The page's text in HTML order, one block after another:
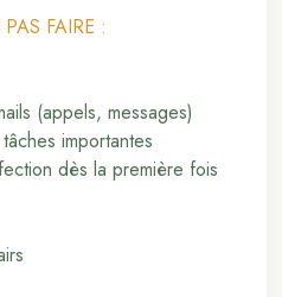
FAIRE :
(appels, messages)
importantes
dès la première fois